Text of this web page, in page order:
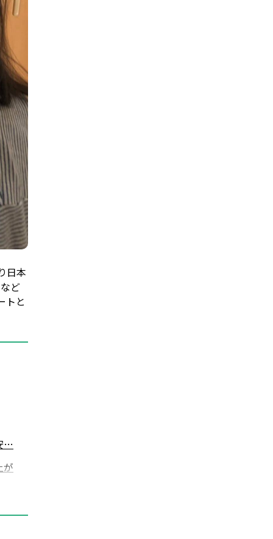
日本
ど
トと
…
が